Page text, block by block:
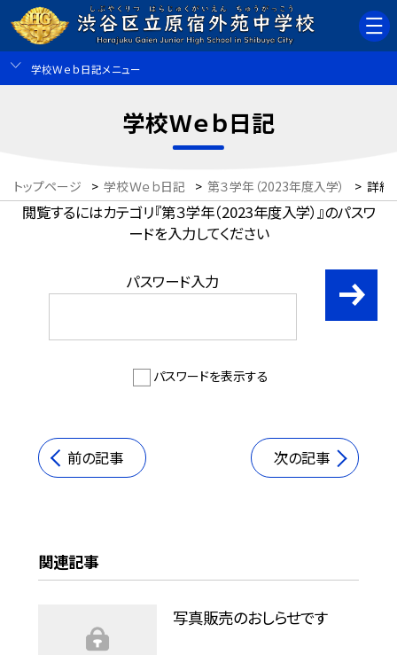
学校Ｗｅｂ日記メニュー
学校Ｗｅｂ日記
トップページ > 学校Ｗｅｂ日記 > 第３学年（2023年度入学） > 詳細
閲覧するにはカテゴリ『第３学年（2023年度入学）』のパスワ
ードを入力してください
パスワード入力
パスワードを表示する
前の記事 次の記事
関連記事
写真販売のおしらせです